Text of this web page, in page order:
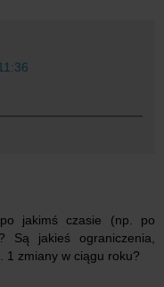
jakimś czasie (np. po
Są jakieś ograniczenia,
1 zmiany w ciągu roku?